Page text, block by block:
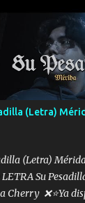
yo tengo el
soy hocicon
Que Les
risas las que me
no quieren verte
plebes Música
a veces me
la mirada siempre
super o a
armado
yo traigo El
(Letra)
(Letra)
Su
Cherry ❌⭐Ya